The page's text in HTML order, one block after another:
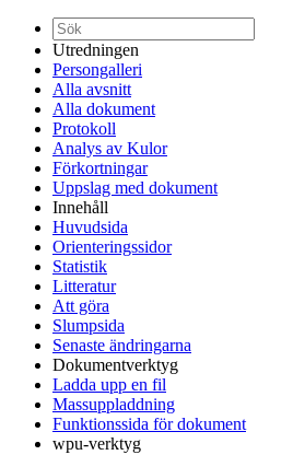
Utredningen
Persongalleri
Alla avsnitt
Alla dokument
Protokoll
Analys av Kulor
Förkortningar
Uppslag med dokument
Innehåll
Huvudsida
Orienteringssidor
Statistik
Litteratur
Att göra
Slumpsida
Senaste ändringarna
Dokumentverktyg
Ladda upp en fil
Massuppladdning
Funktionssida för dokument
wpu-verktyg